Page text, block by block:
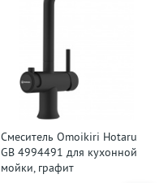
Смеситель Omoikiri Hotaru
GB 4994491 для кухонной
мойки, графит